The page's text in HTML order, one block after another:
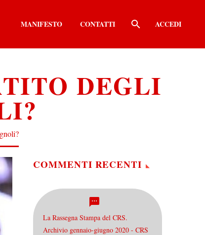
MANIFESTO CONTATTI ACCEDI
DEGLI
COMMENTI RECENTI
La Rassegna Stampa del CRS.
Archivio gennaio-giugno 2020 - CRS